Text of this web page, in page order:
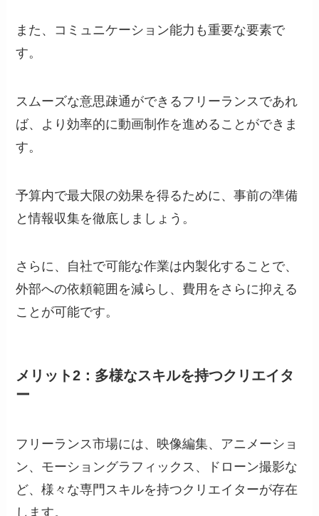
また、コミュニケーション能力も重要な要素で
す。
スムーズな意思疎通ができるフリーランスであれ
ば、より効率的に動画制作を進めることができま
す。
予算内で最大限の効果を得るために、事前の準備
と情報収集を徹底しましょう。
さらに、自社で可能な作業は内製化することで、
外部への依頼範囲を減らし、費用をさらに抑える
ことが可能です。
メリット2：多様なスキルを持つクリエイタ
ー
フリーランス市場には、映像編集、アニメーショ
ン、モーショングラフィックス、ドローン撮影な
ど、様々な専門スキルを持つクリエイターが存在
します。